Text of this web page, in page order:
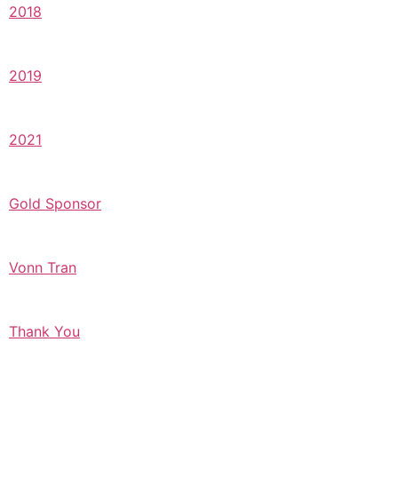
2018
2019
2021
Gold Sponsor
Vonn Tran
Thank You